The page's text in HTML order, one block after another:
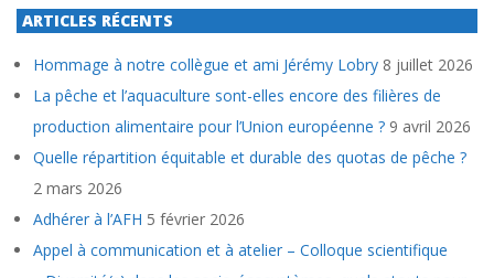
ARTICLES RÉCENTS
Hommage à notre collègue et ami Jérémy Lobry 8 juillet 2026
La pêche et l’aquaculture sont-elles encore des filières de
production alimentaire pour l’Union européenne ? 9 avril 2026
Quelle répartition équitable et durable des quotas de pêche ?
2 mars 2026
Adhérer à l’AFH 5 février 2026
Appel à communication et à atelier – Colloque scientifique